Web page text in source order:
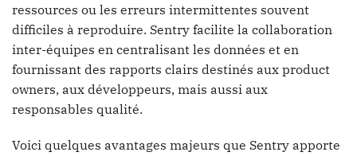
ressources ou les erreurs intermittentes souvent
difficiles à reproduire. Sentry facilite la collaboration
inter-équipes en centralisant les données et en
fournissant des rapports clairs destinés aux product
owners, aux développeurs, mais aussi aux
responsables qualité.
Voici quelques avantages majeurs que Sentry apporte